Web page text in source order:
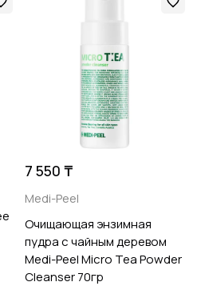
7 550 ₸
Medi-Peel
Очищающая энзимная
пудра с чайным деревом
Medi-Peel Micro Tea Powder
Cleanser 70гр